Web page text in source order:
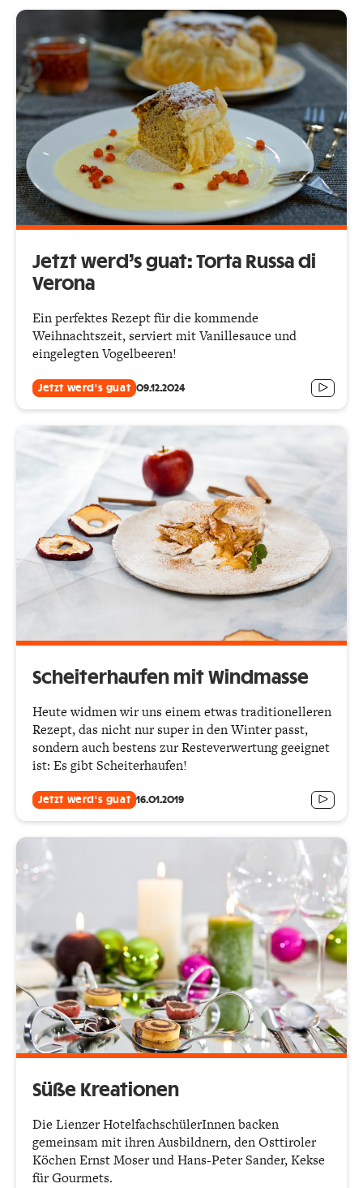
Jetzt werd’s guat: Torta Russa di
Verona
Ein perfektes Rezept für die kommende
Weihnachtszeit, serviert mit Vanillesauce und
eingelegten Vogelbeeren!
Jetzt werd's guat 09.12.2024
Scheiterhaufen mit Windmasse
Heute widmen wir uns einem etwas traditionelleren
Rezept, das nicht nur super in den Winter passt,
sondern auch bestens zur Resteverwertung geeignet
ist: Es gibt Scheiterhaufen!
Jetzt werd's guat 16.01.2019
Süße Kreationen
Die Lienzer HotelfachschülerInnen backen
gemeinsam mit ihren Ausbildnern, den Osttiroler
Köchen Ernst Moser und Hans-Peter Sander, Kekse
für Gourmets.